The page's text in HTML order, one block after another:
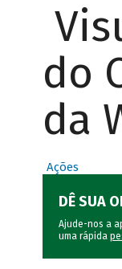
do
da
Ações
DÊ SUA
Ajude-nos a
uma rápida